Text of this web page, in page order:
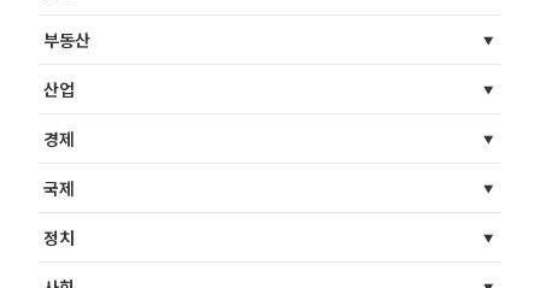
부동산
산업
경제
국제
정치